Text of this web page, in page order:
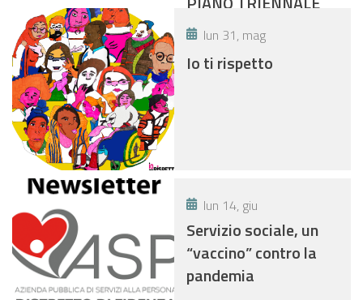
DI PREVENZIONE
DELLA CORRUZIONE
DELL’ASP
lun 31, mag
Io ti rispetto
lun 14, giu
Servizio sociale, un
“vaccino” contro la
pandemia